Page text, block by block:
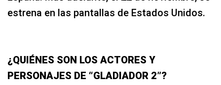
estrena en las pantallas de Estados Unidos.
¿QUIÉNES SON LOS ACTORES Y
PERSONAJES DE “GLADIADOR 2”?